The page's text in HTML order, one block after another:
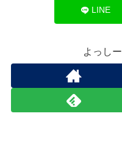
LINE
よっし